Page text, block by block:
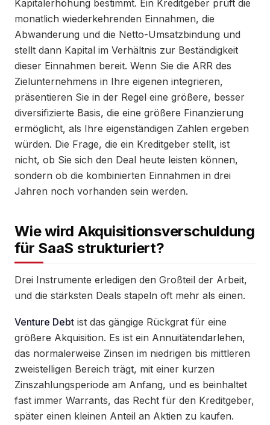
Kapitalerhöhung bestimmt. Ein Kreditgeber prüft die
monatlich wiederkehrenden Einnahmen, die
Abwanderung und die Netto-Umsatzbindung und
stellt dann Kapital im Verhältnis zur Beständigkeit
dieser Einnahmen bereit. Wenn Sie die ARR des
Zielunternehmens in Ihre eigenen integrieren,
präsentieren Sie in der Regel eine größere, besser
diversifizierte Basis, die eine größere Finanzierung
ermöglicht, als Ihre eigenständigen Zahlen ergeben
würden. Die Frage, die ein Kreditgeber stellt, ist
nicht, ob Sie sich den Deal heute leisten können,
sondern ob die kombinierten Einnahmen in drei
Jahren noch vorhanden sein werden.
Wie wird Akquisitionsverschuldung
für SaaS strukturiert?
Drei Instrumente erledigen den Großteil der Arbeit,
und die stärksten Deals stapeln oft mehr als einen.
Venture Debt ist das gängige Rückgrat für eine
größere Akquisition. Es ist ein Annuitätendarlehen,
das normalerweise Zinsen im niedrigen bis mittleren
zweistelligen Bereich trägt, mit einer kurzen
Zinszahlungsperiode am Anfang, und es beinhaltet
fast immer Warrants, das Recht für den Kreditgeber,
später einen kleinen Anteil an Aktien zu kaufen.